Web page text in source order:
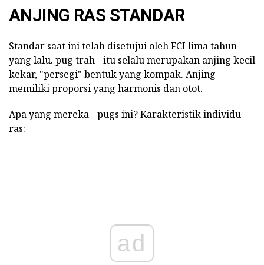
ANJING RAS STANDAR
Standar saat ini telah disetujui oleh FCI lima tahun
yang lalu. pug trah - itu selalu merupakan anjing kecil
kekar, "persegi" bentuk yang kompak. Anjing
memiliki proporsi yang harmonis dan otot.
Apa yang mereka - pugs ini? Karakteristik individu
ras:
ad